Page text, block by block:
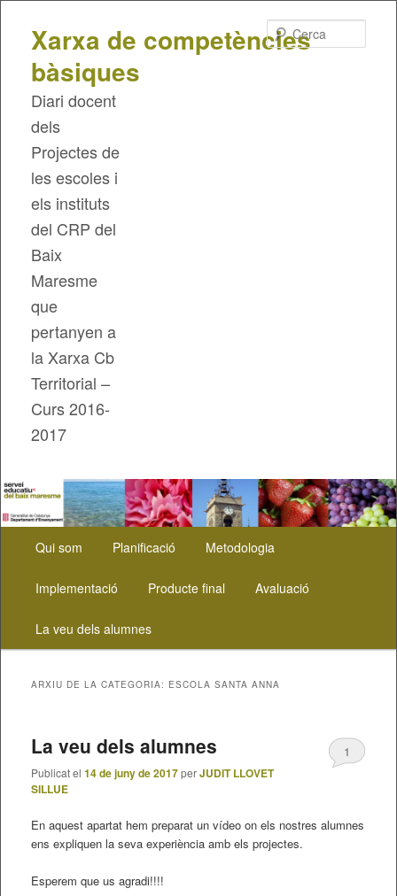
Xarxa de competències
bàsiques
Diari docent
dels
Projectes de
les escoles i
els instituts
del CRP del
Baix
Maresme
que
pertanyen a
la Xarxa Cb
Territorial –
Curs 2016-
2017
principal
Aneu
al
contingut
Aneu
al
contingut
Qui som Planificació Metodologia
Implementació Producte final Avaluació
La veu dels alumnes
ARXIU DE LA CATEGORIA: ESCOLA SANTA ANNA
La veu dels alumnes
Publicat el 14 de juny de 2017perJUDIT LLOVET
SILLUE
1
En aquest apartat hem preparat un vídeo on els nostres alumnes
ens expliquen la seva experiència amb els projectes.
Esperem que us agradi!!!!